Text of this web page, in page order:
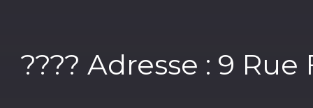
???? Adresse : 9